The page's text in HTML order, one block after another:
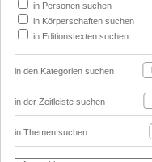
in Personen suchen
in Körperschaften suchen
in Editionstexten suchen
in den Kategorien suchen
in der Zeitleiste suchen
in Themen suchen